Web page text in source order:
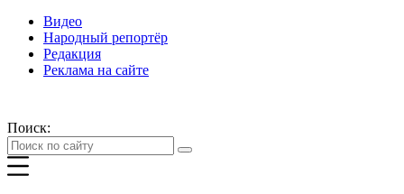
Видео
Народный репортёр
Редакция
Реклама на сайте
Поиск: